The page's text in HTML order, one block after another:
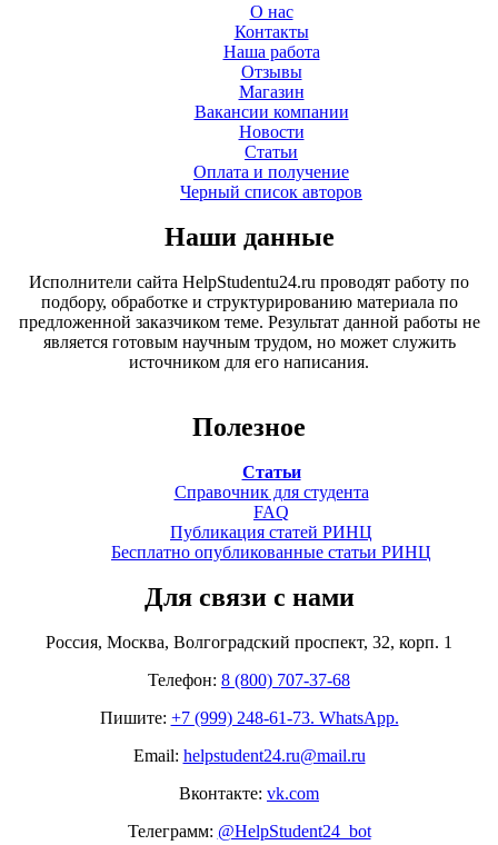
О нас
Контакты
Наша работа
Отзывы
Магазин
Вакансии компании
Новости
Статьи
Оплата и получение
Черный список авторов
Наши данные
Исполнители сайта HelpStudentu24.ru проводят работу по
подбору, обработке и структурированию материала по
предложенной заказчиком теме. Результат данной работы не
является готовым научным трудом, но может служить
источником для его написания.
Полезное
Статьи
Справочник для студента
FAQ
Публикация статей РИНЦ
Бесплатно опубликованные статьи РИНЦ
Для связи с нами
Россия, Москва, Волгоградский проспект, 32, корп. 1
Телефон: 8 (800) 707-37-68
Пишите: +7 (999) 248-61-73. WhatsApp.
Email: helpstudent24.ru@mail.ru
Вконтакте: vk.com
Телеграмм: @HelpStudent24_bot